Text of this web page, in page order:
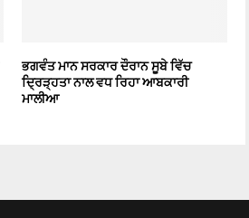
ਭਗਵੰਤ ਮਾਨ ਸਰਕਾਰ ਦੌਰਾਨ ਸੂਬੇ ਵਿੱਚ
ਦ੍ਰਿੜ੍ਹਤਾ ਨਾਲ ਵਧ ਰਿਹਾ ਆਬਕਾਰੀ
ਮਾਲੀਆ